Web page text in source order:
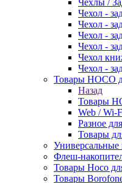
Чехлы /
Чехол -
Чехол -
Чехол -
Чехол -
Чехол
Чехол -
Товары HOCO
Назад
Товары
Web / Wi-
Разное
Товары
Флеш-
Товары Hoco
Товары